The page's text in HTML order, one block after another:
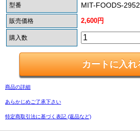
型番 MIT-FOODS-2952
販売価格 2,600円
購入数
商品の詳細
あらかじめご了承下さい
特定商取引法に基づく表記 (返品など)